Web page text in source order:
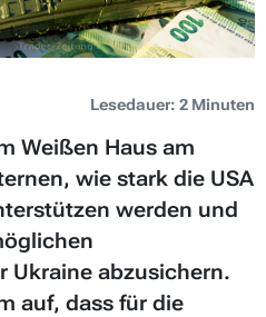
Lesedauer: 2 Minuten
Weißen Haus am
wie stark die USA
werden und
Ukraine abzusichern.
auf, dass für die